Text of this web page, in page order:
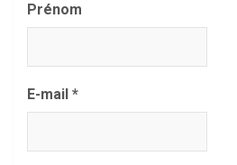
Prénom
E-mail *